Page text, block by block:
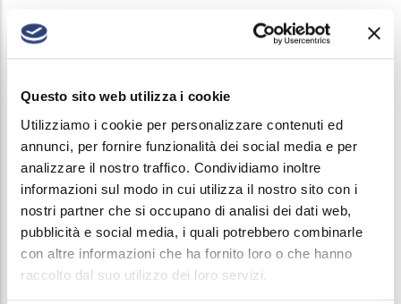
Questo sito web utilizza i cookie
Utilizziamo i cookie per personalizzare contenuti ed
annunci, per fornire funzionalità dei social media e per
analizzare il nostro traffico. Condividiamo inoltre
informazioni sul modo in cui utilizza il nostro sito con i
nostri partner che si occupano di analisi dei dati web,
pubblicità e social media, i quali potrebbero combinarle
con altre informazioni che ha fornito loro o che hanno
raccolto dal suo utilizzo dei loro servizi.
FLERO
In data 09 aprile 2026 dalle ore 13:30 alle ore 17:00
verrà sospeso il servizio di erogazione acqua in
Pablo Neruda.
La chiusura si rende necessaria per consentire un
intervento di straordinaria manutenzione del
pubblico acquedotto.